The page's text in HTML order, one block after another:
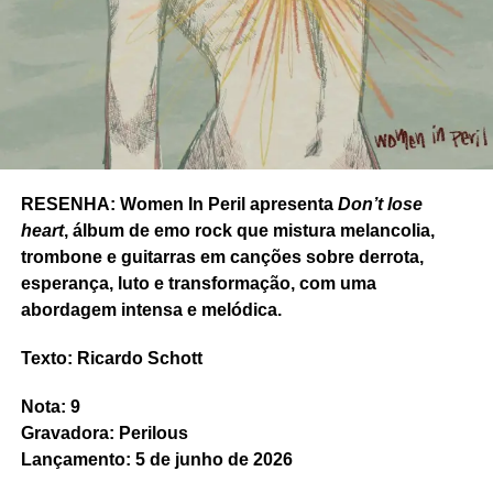
Ricardo Schott é jornalista, radialista, editor e principal
colaborador do POP FANTASMA.
RESENHA: Women In Peril apresenta Don’t lose
heart, álbum de emo rock que mistura melancolia,
trombone e guitarras em canções sobre derrota,
esperança, luto e transformação, com uma
abordagem intensa e melódica.
Texto: Ricardo Schott
Nota: 9
Gravadora: Perilous
Lançamento: 5 de junho de 2026